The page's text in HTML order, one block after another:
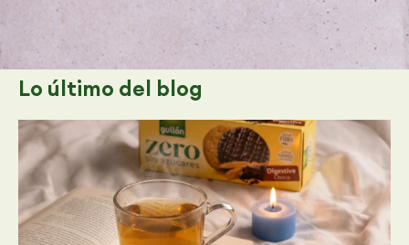
Lo último del blog